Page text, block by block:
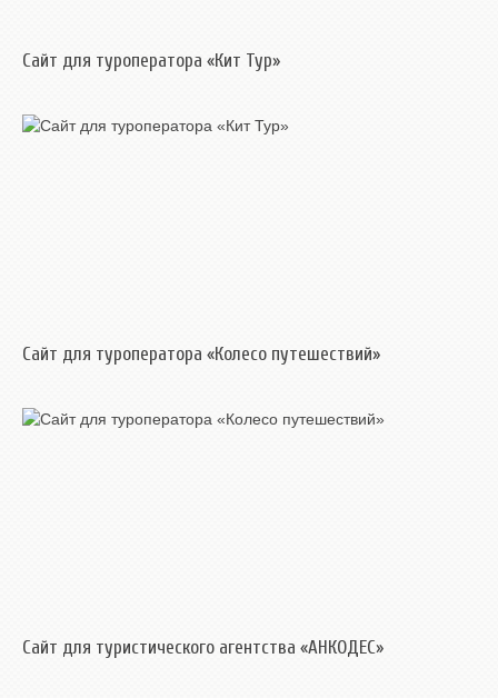
Сайт для туроператора «Кит Тур»
Сайт для туроператора «Колесо путешествий»
Сайт для туристического агентства «АНКОДЕС»